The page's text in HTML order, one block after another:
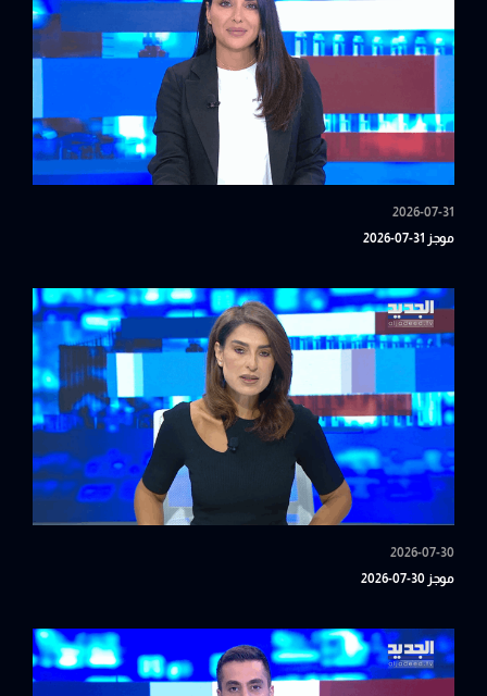
2026-07-31
موجز 31-07-2026
2026-07-30
موجز 30-07-2026